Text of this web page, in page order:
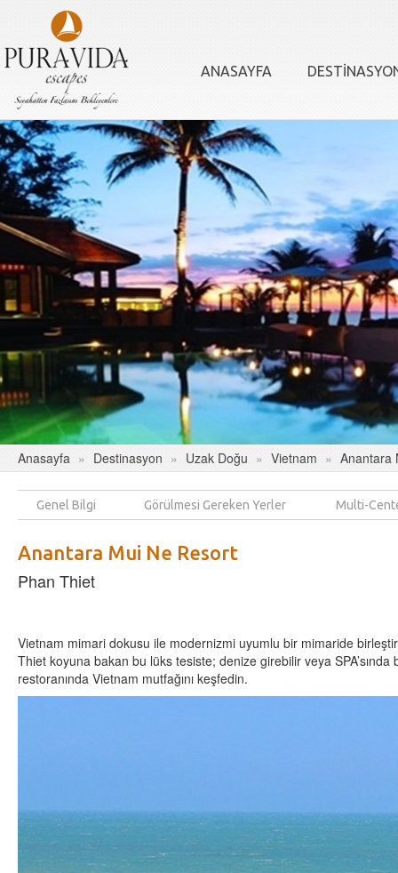
ANASAYFA
Anasayfa Destinasyon Uzak Doğu Vietnam Anantara
Genel Bilgi Görülmesi Gereken Yerler Multi-
Anantara Mui Ne Resort
Phan Thiet
Vietnam mimari dokusu ile modernizmi uyumlu bir mimaride
Thiet koyuna bakan bu lüks tesiste; denize girebilir veya
restoranında Vietnam mutfağını keşfedin.